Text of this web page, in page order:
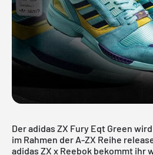
Der adidas ZX Fury Eqt Green
im Rahmen der A-ZX Reihe
adidas ZX x Reebok bekommt ihr